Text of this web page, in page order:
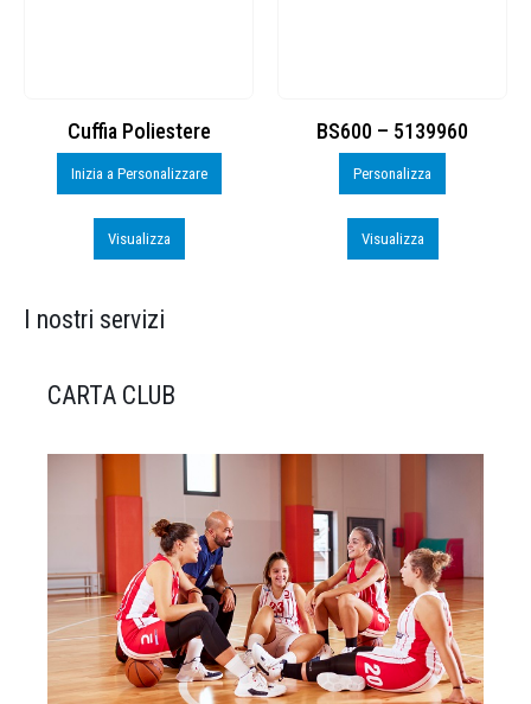
Cuffia Poliestere
Inizia a Personalizzare
Visualizza
BS600 – 5139960
Personalizza
Visualizza
I nostri servizi
CARTA CLUB